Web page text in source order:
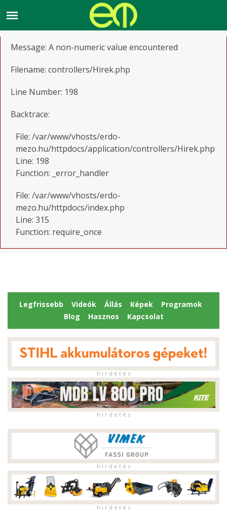
A PHP Error was encountered
Message: A non-numeric value encountered
Filename: controllers/Hirek.php
Line Number: 198
Backtrace:
File: /var/www/vhosts/erdo-
mezo.hu/httpdocs/application/controllers/Hirek.php
Line: 198
Function: _error_handler
File: /var/www/vhosts/erdo-
mezo.hu/httpdocs/index.php
Line: 315
Function: require_once
Legfrissebb Videók Állás Képek
Programok
Blog
Hasznos Kapcsolat
h i r d e t é s
h i r d e t é s
h i r d e t é s
h i r d e t é s